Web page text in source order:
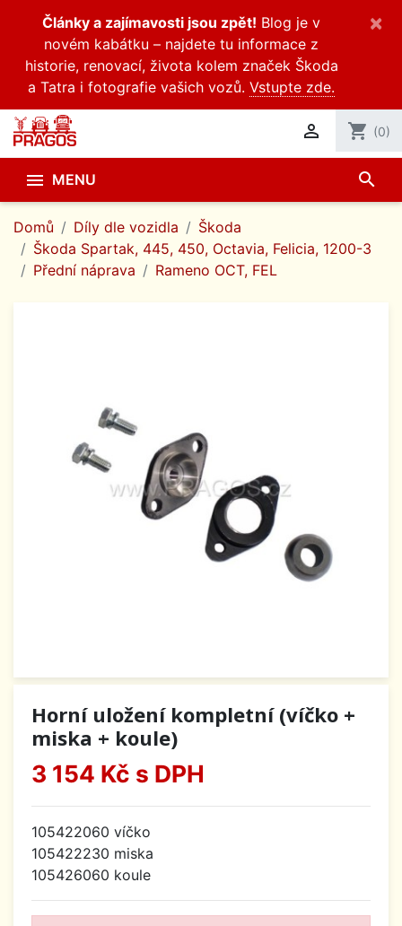
Články a zajímavosti jsou zpět! Blog je v
novém kabátku – najdete tu informace z
historie, renovací, života kolem značek Škoda
a Tatra i fotografie vašich vozů. Vstupte zde.
×
 shopping_cart (0)
 MENU search
Domů Díly dle vozidla
Škoda
Škoda Spartak, 445, 450, Octavia, Felicia, 1200-3
Přední náprava
Rameno OCT, FEL
Horní uložení kompletní (víčko +
miska + koule)
3 154 Kč s DPH
105422060 víčko
105422230 miska
105426060 koule